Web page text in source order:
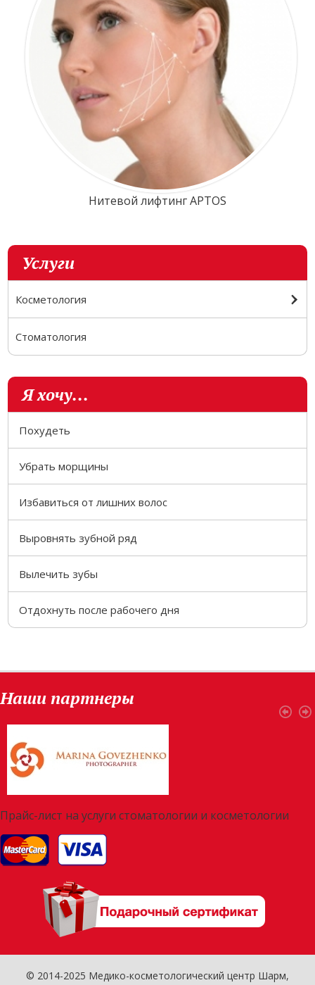
Нитевой лифтинг APTOS
Услуги
Косметология
Стоматология
Я хочу...
Похудеть
Убрать морщины
Избавиться от лишних волос
Выровнять зубной ряд
Вылечить зубы
Отдохнуть после рабочего дня
Наши партнеры
Прайс-лист на услуги стоматологии и косметологии
© 2014-2025 Медико-косметологический центр Шарм,